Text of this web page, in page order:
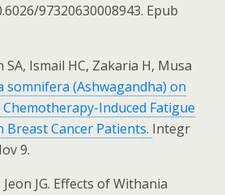
97320630008943. Epub
SA, Ismail HC, Zakaria H, Musa
somnifera (Ashwagandha) on
Induced Fatigue
Cancer Patients. Integr
9.
JG. Effects of Withania